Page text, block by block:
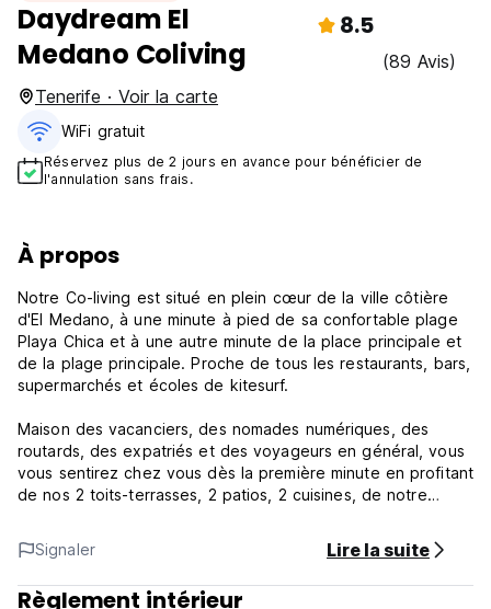
Daydream El
Medano Coliving
8.5
(89 Avis)
Tenerife · Voir la carte
WiFi gratuit
Réservez plus de 2 jours en avance pour bénéficier de
l'annulation sans frais.
À propos
Notre Co-living est situé en plein cœur de la ville côtière
d'El Medano, à une minute à pied de sa confortable plage
Playa Chica et à une autre minute de la place principale et
de la plage principale. Proche de tous les restaurants, bars,
supermarchés et écoles de kitesurf.
Maison des vacanciers, des nomades numériques, des
routards, des expatriés et des voyageurs en général, vous
vous sentirez chez vous dès la première minute en profitant
de nos 2 toits-terrasses, 2 patios, 2 cuisines, de notre
toutes équipées de ventilateurs et de lumière naturelle.
Nous avons des dortoirs partagés pour ceux qui ont un
budget limité ainsi que des chambres privées avec un
Signaler Lire la suite
Règlement intérieur